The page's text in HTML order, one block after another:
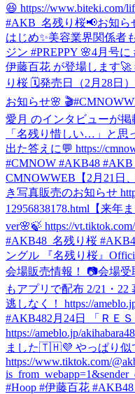
😆 https://www.biteki.com/
#AKB_名残り桜📢お知ら
はじめ✨美容業界関係者
ジン #PREPPY 🌸4月号
伊藤百花 が登場します
り桜 🗓発売日（2月28日
お知らせ🌸
愛月 のインタビューが
「名残り惜しい…」と思
出た答えに💬 https://
#CMNOW #AKB48
CMNOWWEB 【2月21日
き写真販売のお知らせ
12956838178.html 【来年
ver🌸🍃 https://
#AKB48_名残り桜
ングル 『名残り桜』
会場販売情報！ 📷会場
もアプリで配布 2/21・
逃しなく！ https://
#AKB482月24日 「ＲＥ
https://ameblo.jp/
ました🇹🇭💜 やっぱり似
https://www.tiktok.com/
#Hoop #伊藤百花